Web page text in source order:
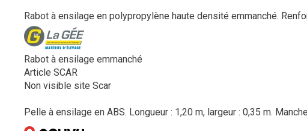
Rabot à ensilage en polypropylène haute densité emmanché.
Rabot à ensilage emmanché
Article SCAR
Non visible site Scar
Pelle à ensilage en ABS. Longueur : 1,20 m, largeur : 0,35 m.